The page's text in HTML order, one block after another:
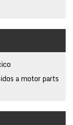
a motor parts